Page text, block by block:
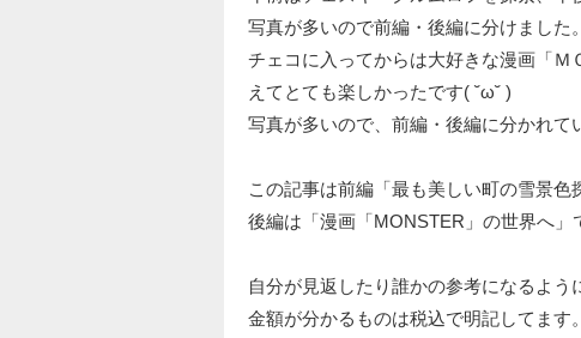
写真が多いので前編・後編に分けました。
チェコに入ってからは大好きな漫画「
えてとても楽しかったです( ˘ω˘ )
写真が多いので、前編・後編に分かれて
この記事は前編「最も美しい町の雪景色
後編は「漫画「MONSTER」の世界へ」
自分が見返したり誰かの参考になるよう
金額が分かるものは税込で明記してます。